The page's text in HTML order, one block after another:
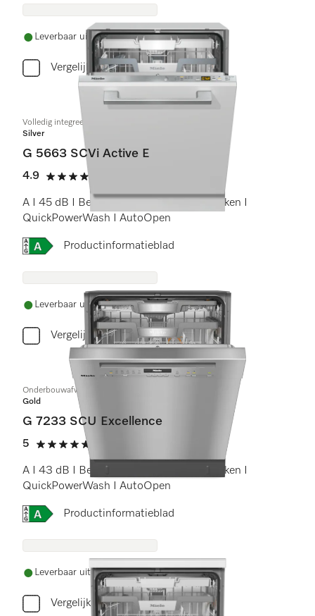
Leverbaar uit voorraad met gratis levering
Vergelijken
Volledig integreerbare vaatwassers
Silver
G 5663 SCVi Active E
4.9
4.9 sterren op 5
A I 45 dB I Besteklade I ExtraComfort rekken I
QuickPowerWash I AutoOpen
Online Label Flag, Energielabel
Productinformatieblad
Leverbaar uit voorraad met gratis levering
Vergelijken
Onderbouwafwasautomaat
Gold
G 7233 SCU Excellence
5
5 sterren op 5
A I 43 dB I Besteklade I MaxiComfort rekken I
QuickPowerWash I AutoOpen
Online Label Flag, Energielabel
Productinformatieblad
Leverbaar uit voorraad met gratis levering
Vergelijken